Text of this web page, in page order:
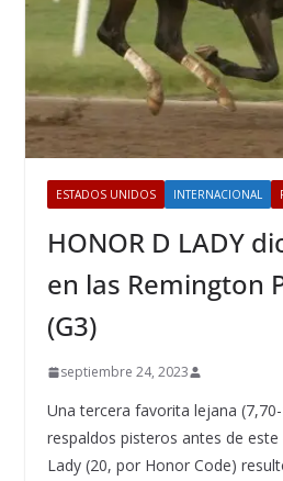
ESTADOS UNIDOS INTERNACIONAL
HONOR D LADY
en las Remington
(G3)
septiembre 24, 2023
Una tercera favorita lejana
respaldos pisteros antes de
Lady (20, por Honor Code)